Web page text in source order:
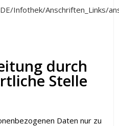
Infothek/Anschriften_Links/
durch
Stelle
Daten nur zu